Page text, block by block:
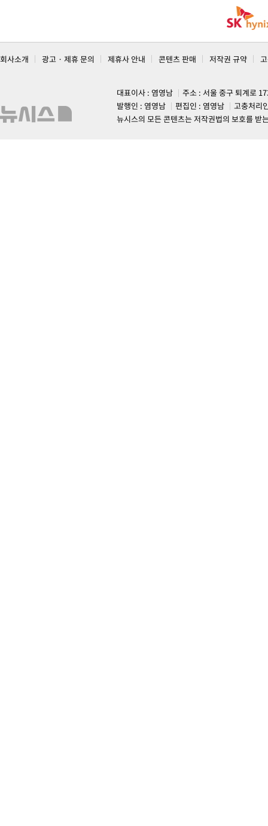
회사소개 광고 · 제휴 문의 제휴사 안내 콘텐츠 판매 저작권 규약
대표이사 : 염영남
주소 : 서울 중구 퇴계로
발행인 : 염영남
편집인 : 염영남
고충처리
뉴시스의 모든 콘텐츠는 저작권법의 보호를